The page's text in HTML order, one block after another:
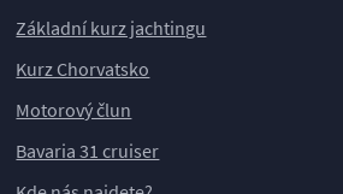
Základní kurz jachtingu
Kurz Chorvatsko
Motorový člun
Bavaria 31 cruiser